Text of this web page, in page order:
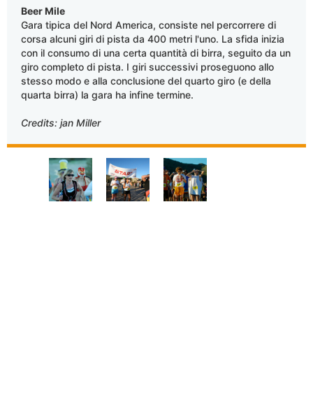
Beer Mile
Gara tipica del Nord America, consiste nel percorrere di
corsa alcuni giri di pista da 400 metri l'uno. La sfida inizia
con il consumo di una certa quantità di birra, seguito da un
giro completo di pista. I giri successivi proseguono allo
stesso modo e alla conclusione del quarto giro (e della
quarta birra) la gara ha infine termine.
Credits: jan Miller